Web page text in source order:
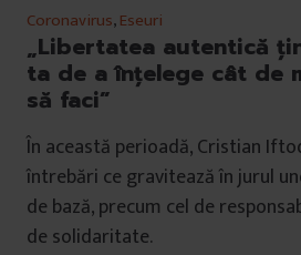
Coronavirus,Eseuri
„Libertatea autentică
ta de a înţelege cât de
să faci”
În această perioadă, Cristian
întrebări ce gravitează în jurul
de bază, precum cel de
de solidaritate.